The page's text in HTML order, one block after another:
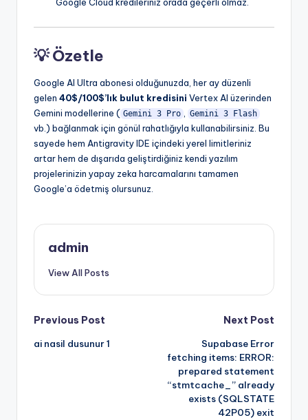
💡 Özetle
Google AI Ultra abonesi olduğunuzda, her ay düzenli
gelen 40$/100$’lık bulut kredisini Vertex AI üzerinden
Gemini modellerine ( Gemini 3 Pro Gemini 3 Flash
vb.) bağlanmak için gönül rahatlığıyla kullanabilirsiniz. Bu
sayede hem Antigravity IDE içindeki yerel limitleriniz
artar hem de dışarıda geliştirdiğiniz kendi yazılım
projelerinizin yapay zeka harcamalarını tamamen
Google’a ödetmiş olursunuz.
admin
View All Posts
Post
navigation
Previous Post
ai nasil dusunur 1
Next Post
Supabase Error
fetching items: ERROR:
prepared statement
“stmtcache_” already
exists (SQLSTATE
42P05) exit